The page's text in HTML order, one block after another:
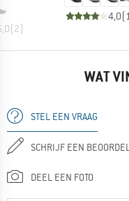
(2)
4,0(
WAT
STEL EEN VRAAG
SCHRIJF EEN
DEEL EEN FOTO